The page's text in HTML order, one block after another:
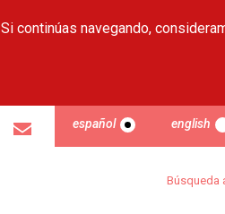
Si continúas navegando,
español english
Búsqueda